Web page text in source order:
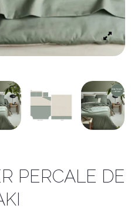
PERCALE DE